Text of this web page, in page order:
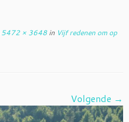
5472 × 3648 in Vijf redenen om op
Volgende →